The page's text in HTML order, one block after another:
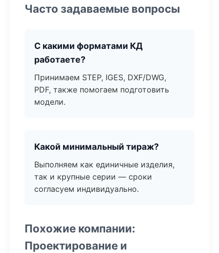
Часто задаваемые вопросы
С какими форматами КД
работаете?
Принимаем STEP, IGES, DXF/DWG,
PDF, также помогаем подготовить
модели.
Какой минимальный тираж?
Выполняем как единичные изделия,
так и крупные серии — сроки
согласуем индивидуально.
Похожие компании:
Проектирование и